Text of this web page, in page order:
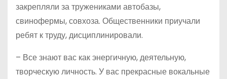
закрепляли за тружениками автобазы,
свинофермы, совхоза. Общественники приучали
ребят к труду, дисциплинировали.
– Все знают вас как энергичную, деятельную,
творческую личность. У вас прекрасные вокальные